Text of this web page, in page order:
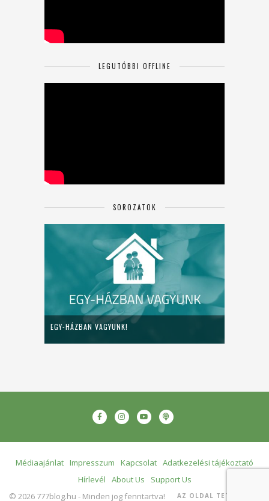
LEGUTÓBBI OFFLINE
SOROZATOK
EGY-HÁZBAN VAGYUNK!
Médiaajánlat Impresszum Kapcsolat Adatkezelési tájékoztató
Hírlevél
About Us
Support Us
© 2026 777blog.hu - Minden jog fenntartva!
AZ OLDAL TETEJÉRE